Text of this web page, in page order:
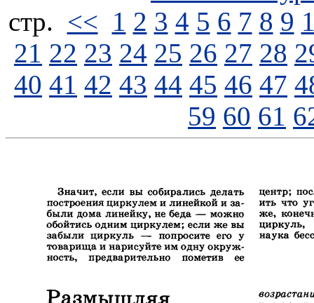
стp. << 1 2 3 4 5 6 7 8 9
21 22 23 24 25 26 27 28
40 41 42 43 44 45 46 47
59 60 61